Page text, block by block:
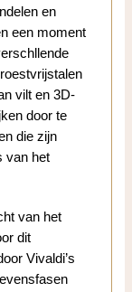
en
een moment
vilt en 3D-
door te
die zijn
van het
van het
dit
Vivaldi’s